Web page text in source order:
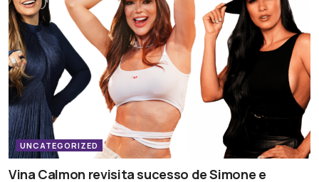
UNCATEGORIZED
Vina Calmon revisita sucesso de Simone e